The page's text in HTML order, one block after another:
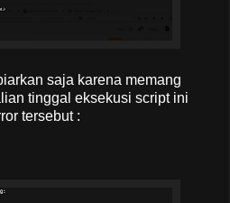
saja karena memang
tinggal eksekusi script ini
tersebut :